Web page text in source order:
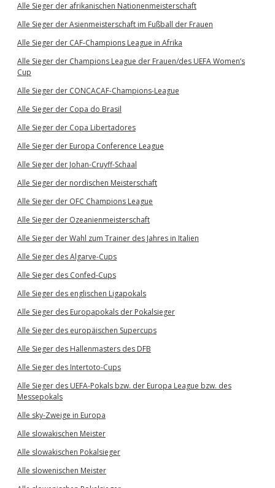
Alle Sieger der afrikanischen Nationenmeisterschaft
Alle Sieger der Asienmeisterschaft im Fußball der Frauen
Alle Sieger der CAF-Champions League in Afrika
Alle Sieger der Champions League der Frauen/des UEFA Women’s
Cup
Alle Sieger der CONCACAF-Champions-League
Alle Sieger der Copa do Brasil
Alle Sieger der Copa Libertadores
Alle Sieger der Europa Conference League
Alle Sieger der Johan-Cruyff-Schaal
Alle Sieger der nordischen Meisterschaft
Alle Sieger der OFC Champions League
Alle Sieger der Ozeanienmeisterschaft
Alle Sieger der Wahl zum Trainer des Jahres in Italien
Alle Sieger des Algarve-Cups
Alle Sieger des Confed-Cups
Alle Sieger des englischen Ligapokals
Alle Sieger des Europapokals der Pokalsieger
Alle Sieger des europäischen Supercups
Alle Sieger des Hallenmasters des DFB
Alle Sieger des Intertoto-Cups
Alle Sieger des UEFA-Pokals bzw. der Europa League bzw. des
Messepokals
Alle sky-Zweige in Europa
Alle slowakischen Meister
Alle slowakischen Pokalsieger
Alle slowenischen Meister